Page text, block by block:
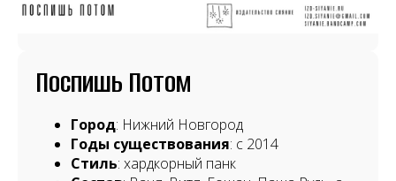
Поспишь Потом
Город: Нижний Новгород
Годы существования: с 2014
Стиль: хардкорный панк